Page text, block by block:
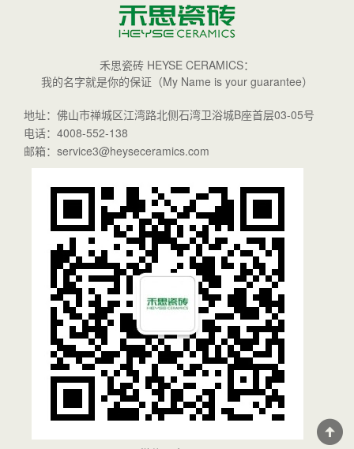
禾思瓷砖 HEYSE CERAMICS：
我的名字就是你的保证（My Name is your guarantee）
地址：佛山市禅城区江湾路北侧石湾卫浴城B座首层03-05号
电话：4008-552-138
邮箱：service3@heyseceramics.com